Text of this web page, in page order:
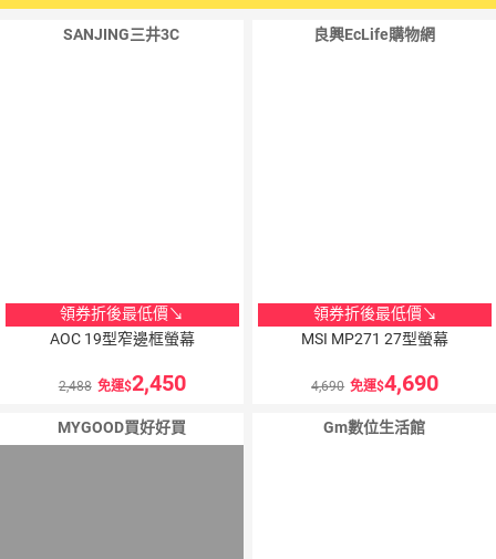
SANJING三井3C
領券折後最低價↘
AOC 19型窄邊框螢幕
2,488 免運 2,450
良興EcLife購物網
領券折後最低價↘
MSI MP271 27型螢幕
4,690 免運 4,690
MYGOOD買好好買 Gm數位生活館